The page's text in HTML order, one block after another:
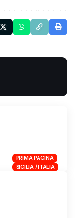
PRIMA PAGINA
SICILIA / ITALIA